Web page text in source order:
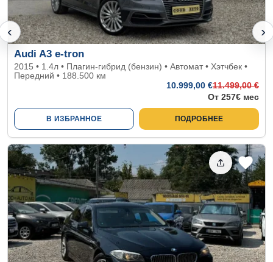
‹ ›
Audi A3 e-tron
2015 • 1.4л • Плагин-гибрид (бензин) • Автомат • Хэтчбек •
Передний • 188.500 км
10.999,00 €11.499,00 €
От 257€ мес
В ИЗБРАННОЕ ПОДРОБНЕЕ